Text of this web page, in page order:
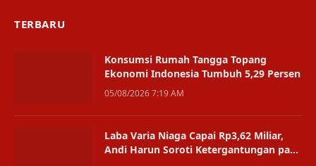
TERBARU
Konsumsi Rumah Tangga Topang
Ekonomi Indonesia Tumbuh 5,29 Persen
05/08/2026 7:19 AM
Laba Varia Niaga Capai Rp3,62 Miliar,
Andi Harun Soroti Ketergantungan pada